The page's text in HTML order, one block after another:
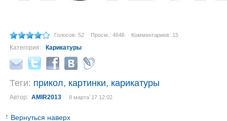
Голосов: 52 Просм.: 4646 Комментариев: 15
Категория: Карикатуры
Теги: прикол, картинки, карикатуры
Автор: AMIR2013 8 марта´17 12:02
↑ Вернуться наверх